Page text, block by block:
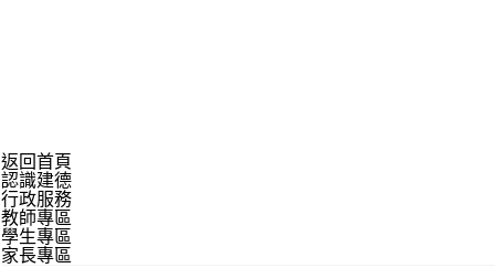
返回首頁
認識建德
行政服務
教師專區
學生專區
家長專區